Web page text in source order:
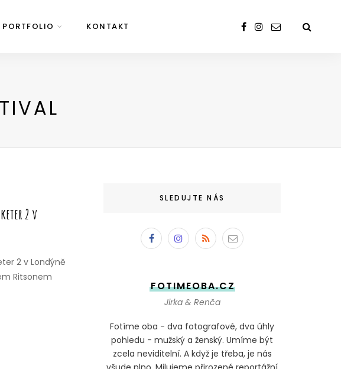
PORTFOLIO KONTAKT
2 v
2 v Londýně
Ritsonem
SLEDUJTE NÁS
FOTIMEOBA.CZ
Jirka & Renča
Fotíme oba - dva fotografové, dva úhly
pohledu - mužský a ženský. Umíme být
zcela neviditelní. A když je třeba, je nás